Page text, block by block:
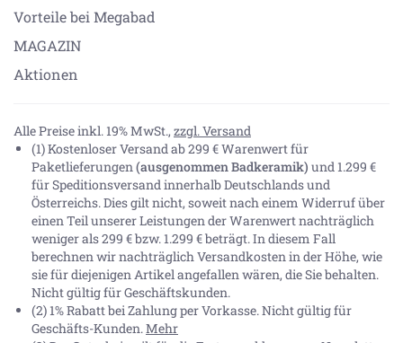
Vorteile bei Megabad
MAGAZIN
Aktionen
Alle Preise inkl. 19% MwSt., zzgl. Versand
(1) Kostenloser Versand ab 299 € Warenwert für
Paketlieferungen(ausgenommen Badkeramik) und 1.299 €
für Speditionsversand innerhalb Deutschlands und
Österreichs. Dies gilt nicht, soweit nach einem Widerruf über
einen Teil unserer Leistungen der Warenwert nachträglich
weniger als 299 € bzw. 1.299 € beträgt. In diesem Fall
berechnen wir nachträglich Versandkosten in der Höhe, wie
sie für diejenigen Artikel angefallen wären, die Sie behalten.
Nicht gültig für Geschäftskunden.
(2) 1% Rabatt bei Zahlung per Vorkasse. Nicht gültig für
Geschäfts-Kunden.Mehr